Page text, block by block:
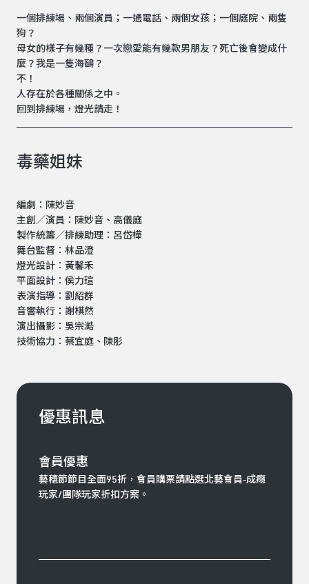
一個排練場、兩個演員；一通電話、兩個女孩；一個庭院、兩隻
狗？
母女的樣子有幾種？一次戀愛能有幾款男朋友？死亡後會變成什
麼？我是一隻海鷗？
不！
人存在於各種關係之中。
回到排練場，燈光請走！
毒藥姐妹
編劇：陳妙音
主創／演員：陳妙音、高儀庭
製作統籌／排練助理：呂岱樺
舞台監督：林品澄
燈光設計：黃馨禾
平面設計：侯力瑄
表演指導：劉紹群
音響執行：謝棋然
演出攝影：吳宗澔
技術協力：蔡宜庭、陳肜
優惠訊息
會員優惠
藝穗節節目全面95折，會員購票請點選北藝會員-成癮
玩家/團隊玩家折扣方案。